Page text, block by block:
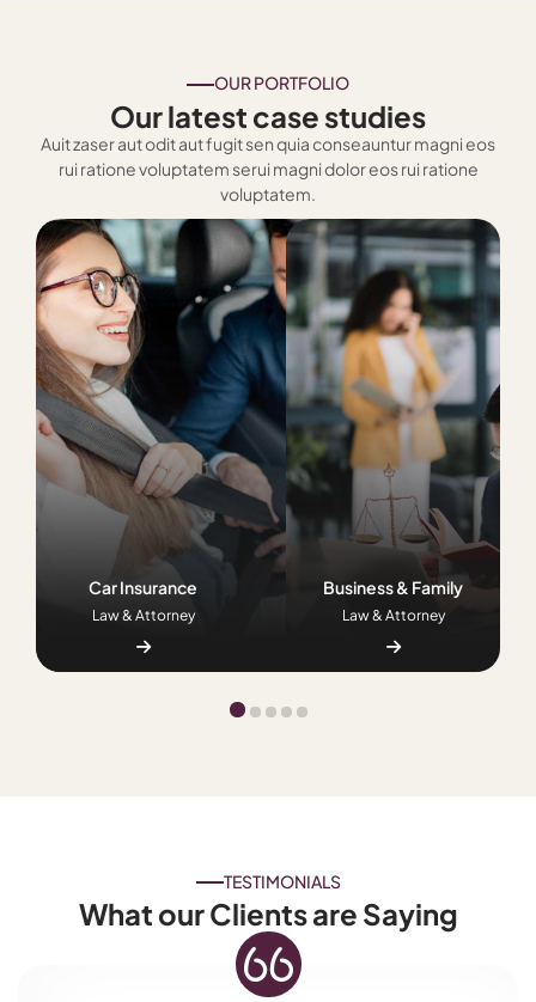
OUR PORTFOLIO
Our latest case studies
Auit zaser aut odit aut fugit sen quia conseauntur magni eos
rui ratione voluptatem serui magni dolor eos rui ratione
voluptatem.
Car Insurance
Law & Attorney
Business & Family
Law & Attorney
TESTIMONIALS
What our Clients are Saying